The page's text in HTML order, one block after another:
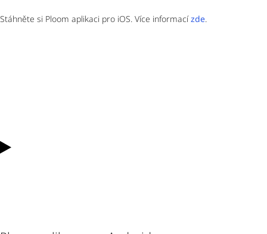
Stáhněte si Ploom aplikaci pro iOS. Více informacízde.